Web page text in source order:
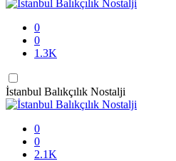
0
0
1.3K
İstanbul Balıkçılık Nostalji
0
0
2.1K